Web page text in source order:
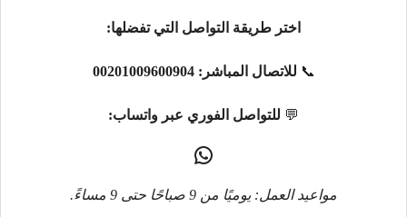
اختر طريقة التواصل التي تفضلها:
📞 للاتصال المباشر: 00201009600904
💬 للتواصل الفوري عبر واتساب:
مواعيد العمل: يوميًا من 9 صباحًا حتى 9 مساءً.